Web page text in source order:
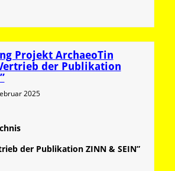
Projekt ArchaeoTin
der Publikation
2025
der Publikation ZINN & SEIN”